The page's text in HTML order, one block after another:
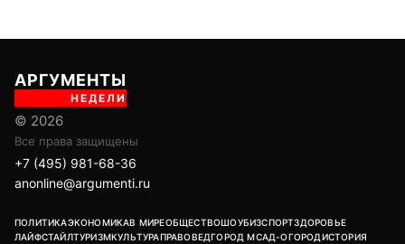
АРГУМЕНТЫ
НЕДЕЛИ
© 2026
Все права защищены
+7 (495) 981-68-36
anonline@argumenti.ru
ПОЛИТИКАЭКОНОМИКАВ МИРЕОБЩЕСТВОШОУБИЗСПОРТЗДОРОВЬЕ
ЛАЙФСТАЙЛТУРИЗМКУЛЬТУРАПРАВОВЕДГОРОД МСАД-ОГОРОДИСТОРИЯ